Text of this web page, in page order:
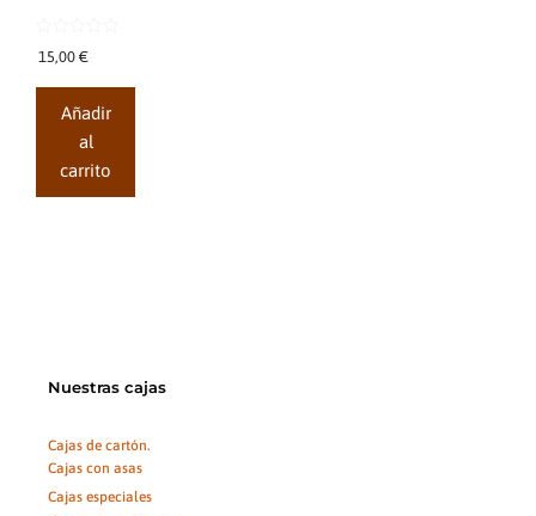
d
5
15,00€
Añadir
al
carrito
Nuestras cajas
Cajas de cartón.
Cajas con asas
Cajas especiales